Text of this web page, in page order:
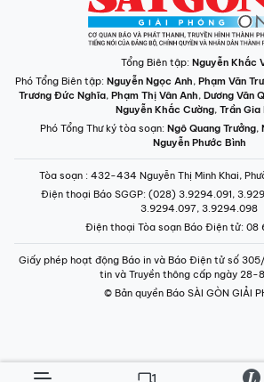
Tổng Biên tập: Nguyễn Khắc
Phó Tổng Biên tập: Nguyễn Ngọc Anh, Phạm Văn
Trương Đức Nghĩa, Phạm Thị Vân Anh, Dương Văn
Nguyễn Khắc Cường, Trần Gia
Phó Tổng Thư ký tòa soạn: Ngô Quang Trưởng,
Nguyễn Phước Bình
Tòa soạn : 432-434 Nguyễn Thị Minh Khai,
Điện thoại Báo SGGP: (028) 3.9294.091,
3.9294.097, 3.9294.098
Điện thoại Tòa soạn Báo Điện tử: 08
Giấy phép hoạt động Báo in và Báo Điện tử số
tin và Truyền thông cấp ngày 28-
© Bản quyền Báo SÀI GÒN GIẢI